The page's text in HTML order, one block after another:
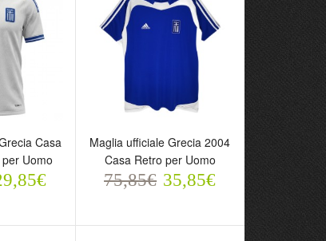
Grecia
2026 per
Maglia ufficiale Grecia 2004
Casa Retro per Uomo
75,85€ 35,85€
Casa
Uomo
Maglia ufficiale Grecia 2004
Casa Retro per Uomo
75,85€ 35,85€